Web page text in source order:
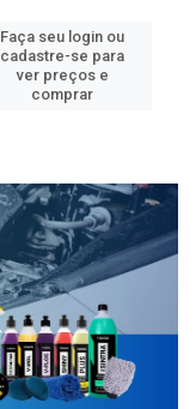
Faça seu login ou
cadastre-se para
ver preços e
comprar